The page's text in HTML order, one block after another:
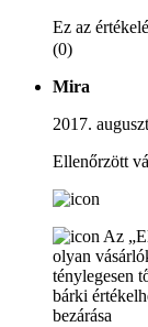
Ez az
(0)
Mira
2017.
Ellenőrzött
Az
olyan
ténylegesen
bárki
bezárása